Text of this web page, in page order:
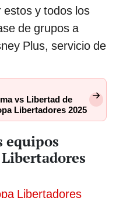
y todos los
de grupos a
Plus, servicio de
vs Libertad de
Libertadores 2025
equipos
Libertadores